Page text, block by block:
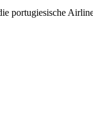
portugiesische